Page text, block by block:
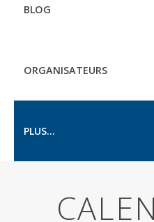
BLOG
ORGANISATEURS
PLUS...